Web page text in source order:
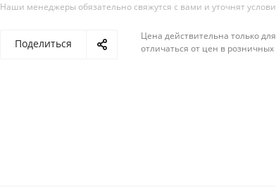
Наши менеджеры обязательно свяжутся с вами и уточнят
Поделиться
Цена действительна только
отличаться от цен в